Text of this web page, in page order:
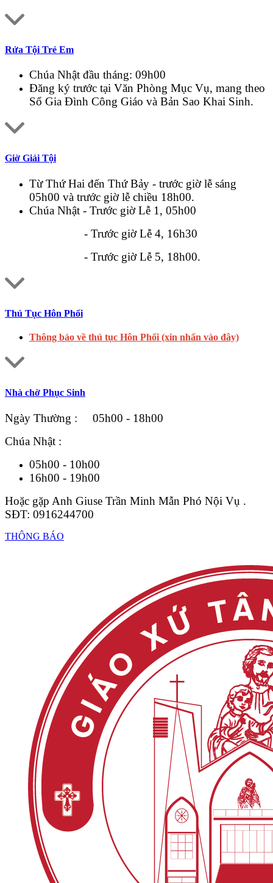
Rửa Tội Trẻ Em
Chúa Nhật đầu tháng: 09h00
Đăng ký trước tại Văn Phòng Mục Vụ, mang theo
Sổ Gia Đình Công Giáo và Bản Sao Khai Sinh.
Giờ Giải Tội
Từ Thứ Hai đến Thứ Bảy - trước giờ lễ sáng
05h00 và trước giờ lễ chiều 18h00.
Chúa Nhật - Trước giờ Lễ 1, 05h00
- Trước giờ Lễ 4, 16h30
- Trước giờ Lễ 5, 18h00.
Thủ Tục Hôn Phối
Thông báo về thủ tục Hôn Phối (xin nhấn vào đây)
Nhà chờ Phục Sinh
Ngày Thường : 05h00 - 18h00
Chúa Nhật :
05h00 - 10h00
16h00 - 19h00
Hoặc gặp Anh Giuse Trần Minh Mẫn Phó Nội Vụ .
SĐT: 0916244700
THÔNG BÁO